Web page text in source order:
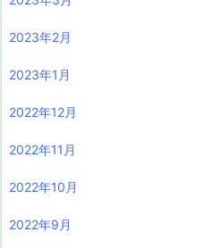
2023年2月
2023年1月
2022年12月
2022年11月
2022年10月
2022年9月